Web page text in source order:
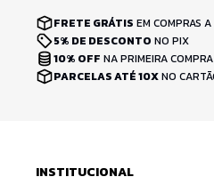
FRETE GRÁTIS EM COMPRAS
5% DE DESCONTO NO PIX
10% OFF NA PRIMEIRA COMPRA
PARCELAS ATÉ 10XNO
INSTITUCIONAL